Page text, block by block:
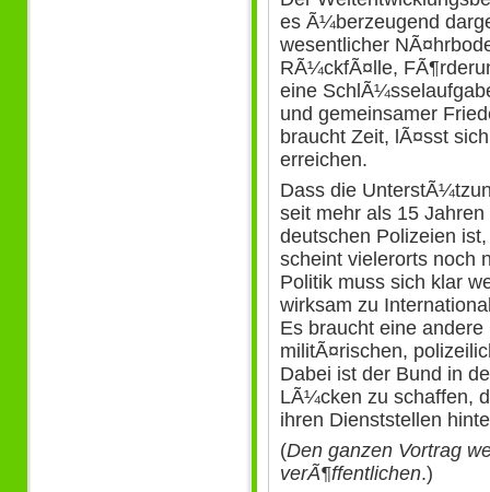
es Ã¼berzeugend
wesentlicher
RÃ¼ckfÃ¤lle,
eine
und gemeinsamer
braucht Zeit, lÃ¤sst
erreichen.
Dass die
seit mehr als 15
deutschen Polizeien
scheint vielerorts noch
Politik muss sich klar
wirksam zu
Es braucht eine
militÃ¤rischen,
Dabei ist der Bund in
LÃ¼cken zu schaffen,
ihren Dienststellen
(Den ganzen Vortrag
verÃ¶ffentlichen.)